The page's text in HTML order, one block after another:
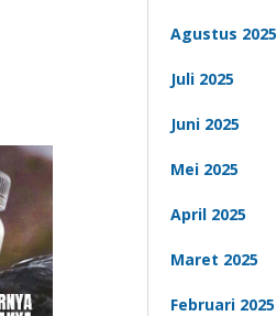
Agustus 2025
Juli 2025
Juni 2025
Mei 2025
April 2025
Maret 2025
Februari 2025